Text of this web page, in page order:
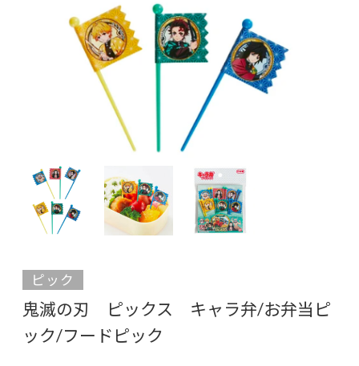
ピック
鬼滅の刃 ピックス キャラ弁/お弁当ピ
ック/フードピック